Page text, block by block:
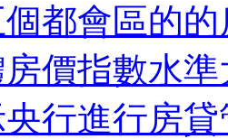
都會區的
價指數水
行進行房